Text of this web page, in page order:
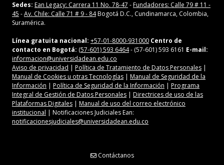
Sedes: Ean Legacy: Carrera 11 No. 78-47 -Fundadores: Calle 79 # 11 -
45 -Av. Chile: Calle 71 # 9 - 84Bogotá D.C., Cundinamarca, Colombia,
Suramérica.
Línea gratuita nacional: +57-01-8000-931000 Centro de
contacto en Bogotá: (57-601) 593 6464- (57-601) 593 6161 E-mail:
informacion@universidadean.edu.co
Aviso de privacidad
Política de Tratamiento de Datos Personales
Manual de Cookies u otras Tecnologías
Manual de Seguridad de la
Información
Política de Seguridad de la Información
Programa
Integral de Gestión de Datos Personales
Directrices de uso de las
Plataformas Digitales
Manual de uso del correo electrónico
institucional | Notificaciones Judiciales Ean:
notificacionesjudiciales@universidadean.edu.co
Contáctanos